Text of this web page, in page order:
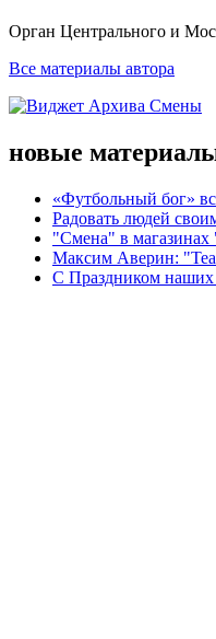
Орган Центрального и
Все материалы автора
новые
«Футбольный бог»
Радовать людей
"Смена" в
Максим Аверин:
С Праздником наших